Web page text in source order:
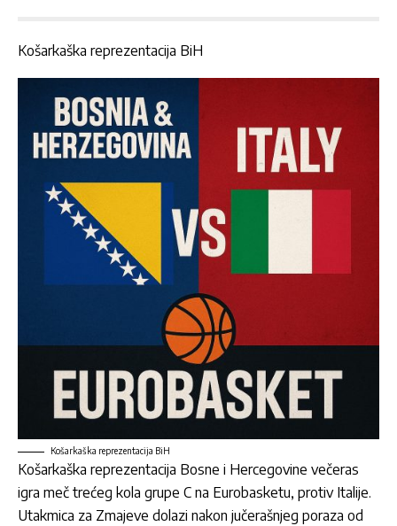
Košarkaška reprezentacija BiH
Košarkaška reprezentacija BiH
Košarkaška reprezentacija Bosne i Hercegovine večeras
igra meč trećeg kola grupe C na Eurobasketu, protiv Italije.
Utakmica za Zmajeve dolazi nakon jučerašnjeg poraza od